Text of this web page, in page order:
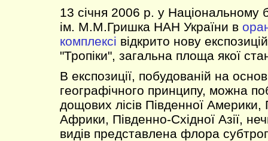
13 січня 2006 р. у Національному
ім. М.М.Гришка НАН України в
комплексі відкрито нову
"Тропіки", загальна площа якої
В експозиції, побудованій на
географічного принципу, можна
дощових лісів Південної Америки,
Африки, Південно-Східної Азії,
видів представлена флора